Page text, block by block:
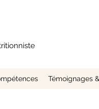
Témoignages